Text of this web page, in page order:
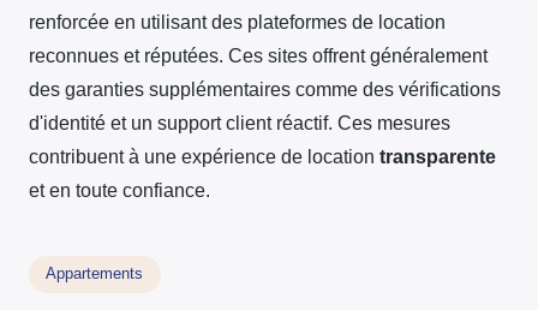
renforcée en utilisant des plateformes de location
reconnues et réputées. Ces sites offrent généralement
des garanties supplémentaires comme des vérifications
d'identité et un support client réactif. Ces mesures
contribuent à une expérience de location transparente
et en toute confiance.
Appartements